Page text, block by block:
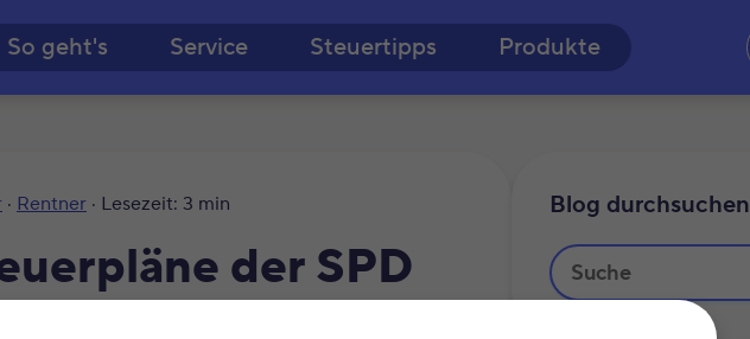
Zum Hauptinhalt springen
So geht's Service Steuertipps Produkte
· Rentner · Lesezeit: 3 min
der SPD
Blog durchsuchen